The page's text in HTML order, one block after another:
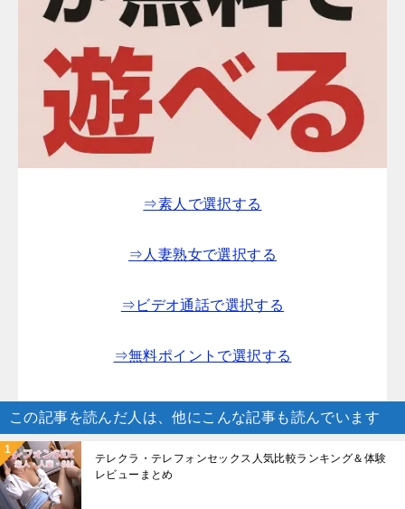
⇒素人で選択する
⇒人妻熟女で選択する
⇒ビデオ通話で選択する
⇒無料ポイントで選択する
この記事を読んだ人は、他にこんな記事も読んでいます
テレクラ・テレフォンセックス人気比較ランキング＆体験
レビューまとめ